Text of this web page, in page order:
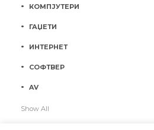
КОМПЈУТЕРИ
ГАЏЕТИ
ИНТЕРНЕТ
СОФТВЕР
AV
Show All